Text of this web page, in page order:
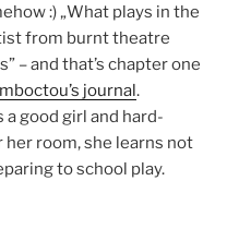
:) „What plays in the
from burnt theatre
– and that’s chapter one
journal.
a good girl and hard-
room, she learns not
to school play.